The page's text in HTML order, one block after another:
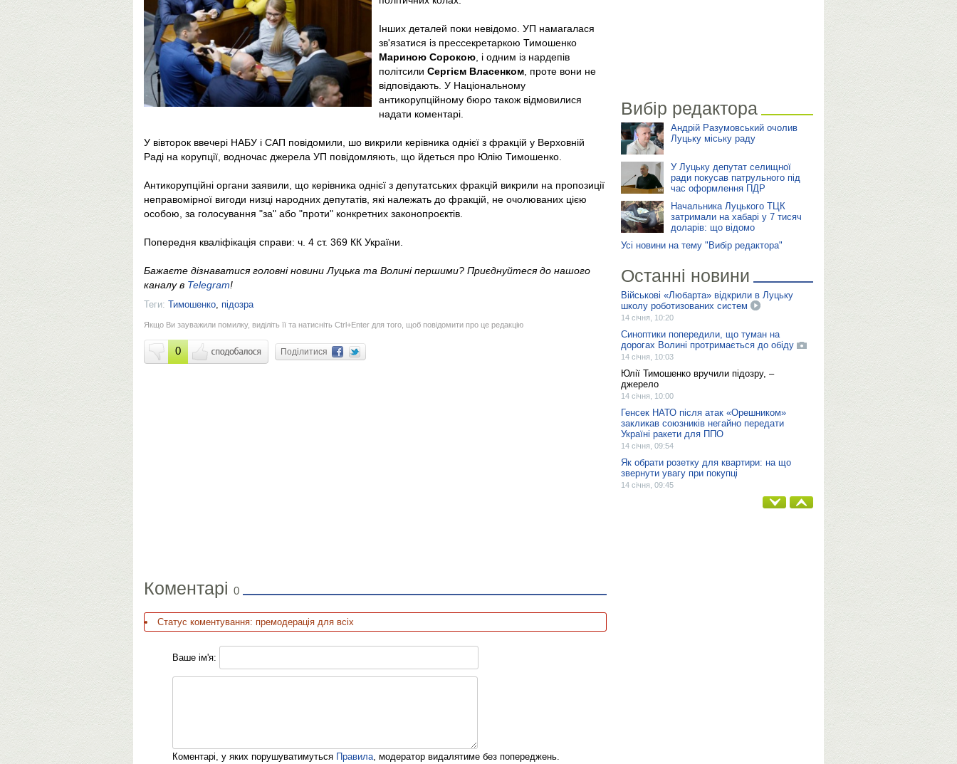
Інших деталей поки невідомо. УП намагалася
зв'язатися із прессекретаркою Тимошенко
Мариною Сорокою , і одним із нардепів
політсили Сергієм Власенком , проте вони не
відповідають. У Національному
антикорупційному бюро також відмовилися
надати коментарі.
У вівторок ввечері НАБУ і САП повідомили, шо викрили керівника однієї з фракцій у Верховній
Раді на корупції, водночас джерела УП повідомляють, що йдеться про Юлію Тимошенко.
Антикорупційні органи заявили, що керівника однієї з депутатських фракцій викрили на пропозиції
неправомірної вигоди низці народних депутатів, які належать до фракцій, не очолюваних цією
особою, за голосування "за" або "проти" конкретних законопроєктів.
Попередня кваліфікація справи: ч. 4 ст. 369 КК України.
Бажаєте дізнаватися головні новини Луцька та Волині першими? Приєднуйтеся до нашого
каналу в Telegram!
Теги: Тимошенко, підозра
Якщо Ви зауважили помилку, виділіть її та натисніть Ctrl+Enter для того, щоб повідомити про це редакцію
0 Поділитися
Коментарі 0
Статус коментування: премодерація для всіх
Ваше ім'я:
Коментарі, у яких порушуватимуться Правила, модератор видалятиме без попереджень.
Вибір редактора
Андрій Разумовський очолив
Луцьку міську раду
У Луцьку депутат селищної
ради покусав патрульного під
час оформлення ПДР
Начальника Луцького ТЦК
затримали на хабарі у 7 тисяч
доларів: що відомо
Усі новини на тему "Вибір редактора"
Останні новини
Військові «Любарта» відкрили в Луцьку
школу роботизованих систем
14 січня, 10:20
Синоптики попередили, що туман на
дорогах Волині протримається до обіду
14 січня, 10:03
Юлії Тимошенко вручили підозру, –
джерело
14 січня, 10:00
Генсек НАТО після атак «Орешником»
закликав союзників негайно передати
Україні ракети для ППО
14 січня, 09:54
Як обрати розетку для квартири: на що
звернути увагу при покупці
14 січня, 09:45